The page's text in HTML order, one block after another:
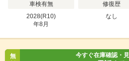
車検有無
2028(R10)
年8月
修復歴
なし
無
今すぐ在庫確認・